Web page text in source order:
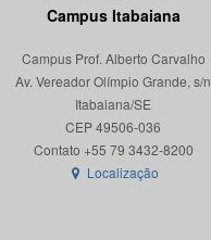
Campus Itabaiana
Campus Prof. Alberto Carvalho
Av. Vereador Olímpio Grande, s/n
Itabaiana/SE
CEP 49506-036
Localização